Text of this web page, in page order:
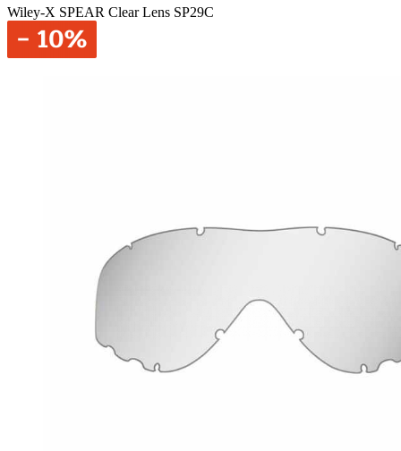
Wiley-X SPEAR Clear Lens SP29C